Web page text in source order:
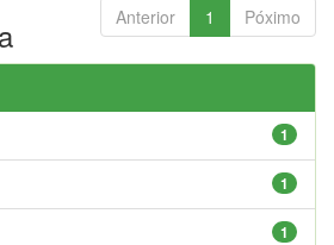
Anterior 1 Póximo
1
1
1